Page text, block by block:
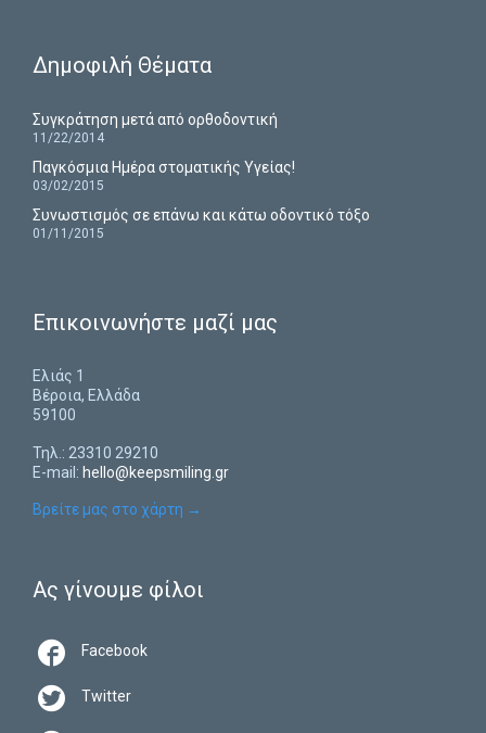
Δημοφιλή Θέματα
Συγκράτηση μετά από ορθοδοντική
11/22/2014
Παγκόσμια Ημέρα στοματικής Υγείας!
03/02/2015
Συνωστισμός σε επάνω και κάτω οδοντικό τόξο
01/11/2015
Επικοινωνήστε μαζί μας
Ελιάς 1
Βέροια, Ελλάδα
59100
Τηλ.: 23310 29210
E-mail: hello@keepsmiling.gr
Βρείτε μας στο χάρτη →
Ας γίνουμε φίλοι
 Facebook
 Twitter